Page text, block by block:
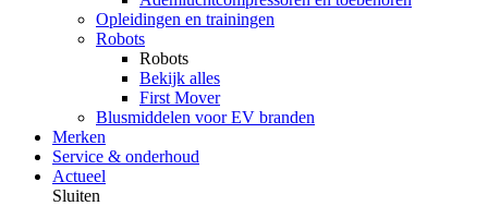
Opleidingen en trainingen
Robots
Robots
Bekijk alles
First Mover
Blusmiddelen voor EV branden
Merken
Service & onderhoud
Actueel
Sluiten